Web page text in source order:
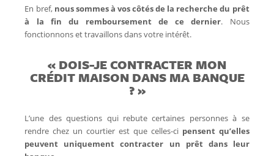
En bref, nous sommes à vos côtés de la recherche du prêt
à la fin du remboursement de ce dernier. Nous
fonctionnons et travaillons dans votre intérêt.
« DOIS-JE CONTRACTER MON
CRÉDIT MAISON DANS MA BANQUE
? »
L’une des questions qui rebute certaines personnes à se
rendre chez un courtier est que celles-ci pensent qu’elles
peuvent uniquement contracter un prêt dans leur